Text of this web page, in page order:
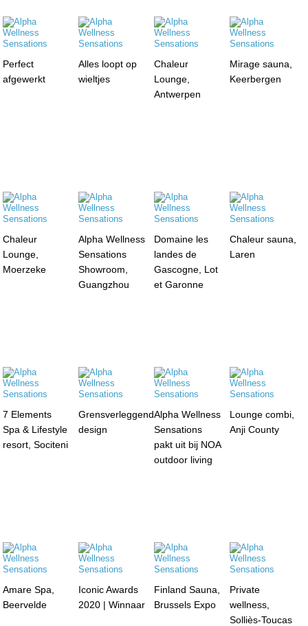
Perfect
afgewerkt
Alles loopt op
wieltjes
Chaleur
Lounge,
Antwerpen
Mirage sauna,
Keerbergen
Chaleur
Lounge,
Moerzeke
Alpha Wellness
Sensations
Showroom,
Guangzhou
Domaine les
landes de
Gascogne, Lot
et Garonne
Chaleur sauna,
Laren
7 Elements
Spa & Lifestyle
resort, Sociteni
Grensverleggend
design
Alpha Wellness
Sensations
pakt uit bij NOA
outdoor living
Lounge combi,
Anji County
Amare Spa,
Beervelde
Iconic Awards
2020 | Winnaar
Finland Sauna,
Brussels Expo
Private
wellness,
Solliès-Toucas